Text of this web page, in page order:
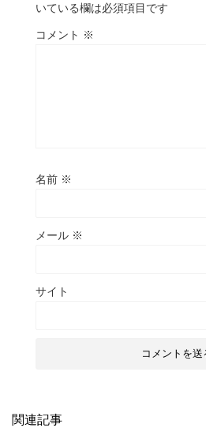
いている欄は必須項目です
コメント ※
名前 ※
メール ※
サイト
関連記事